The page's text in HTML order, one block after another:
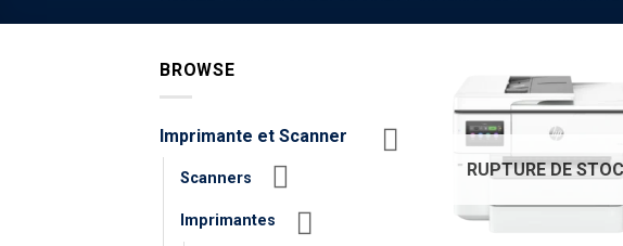
BROWSE
Imprimante et Scanner
Scanners
Imprimantes
RUPTURE DE